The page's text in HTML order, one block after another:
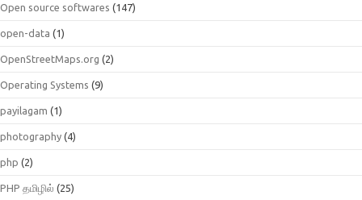
Open source softwares (147)
open-data (1)
OpenStreetMaps.org (2)
Operating Systems (9)
payilagam (1)
photography (4)
php (2)
PHP தமிழில் (25)